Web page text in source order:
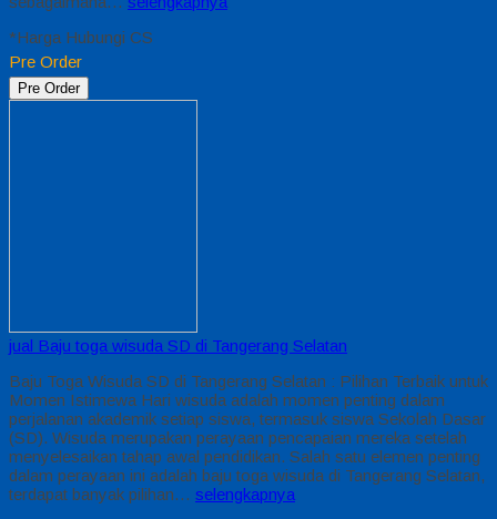
*Harga Hubungi CS
Pre Order
Pre Order
jual Baju toga wisuda SD di Tangerang Selatan
Baju Toga Wisuda SD di Tangerang Selatan : Pilihan Terbaik untuk
Momen Istimewa Hari wisuda adalah momen penting dalam
perjalanan akademik setiap siswa, termasuk siswa Sekolah Dasar
(SD). Wisuda merupakan perayaan pencapaian mereka setelah
menyelesaikan tahap awal pendidikan. Salah satu elemen penting
dalam perayaan ini adalah baju toga wisuda di Tangerang Selatan,
terdapat banyak pilihan… selengkapnya